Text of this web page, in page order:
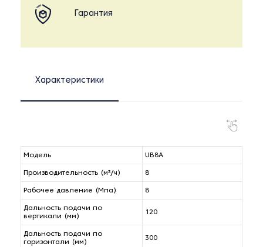
Гарантия
Характеристики
Модель UB8A
Производительность (м³/ч) 8
Рабочее давление (Мпа) 8
Дальность подачи по
вертикали (мм)
120
Дальность подачи по
горизонтали (мм)
300